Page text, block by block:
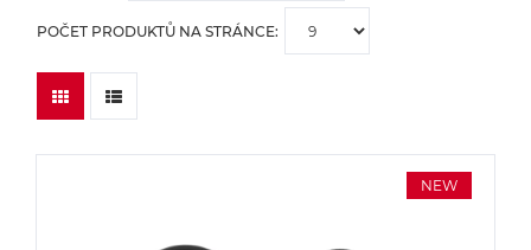
POČET PRODUKTŮ NA STRÁNCE:
NEW